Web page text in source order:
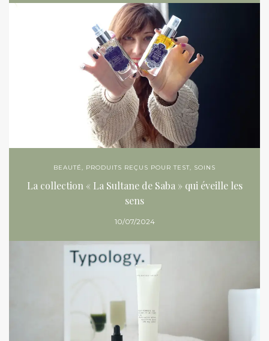
BEAUTÉ, PRODUITS REÇUS POUR TEST, SOINS
La collection « La Sultane de Saba » qui éveille les
sens
10/07/2024